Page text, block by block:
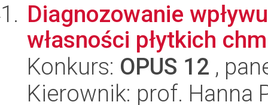
Diagnozowanie
własności płytkich
Konkurs: OPUS 12 ,
Kierownik: prof. Hanna